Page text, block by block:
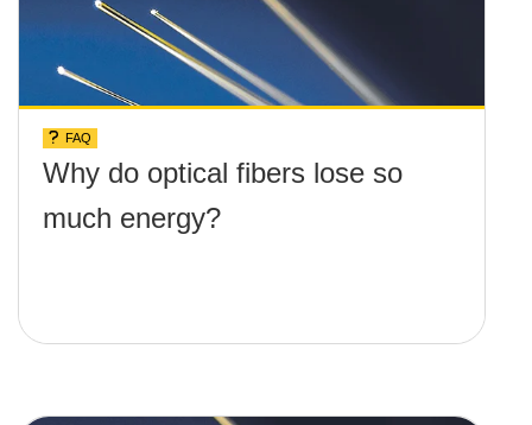
FAQ
Why do optical fibers lose so
much energy?